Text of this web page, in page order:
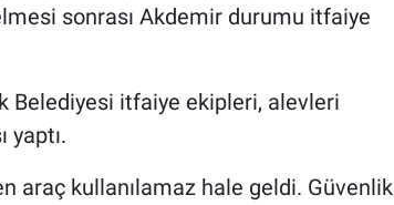
sonrası Akdemir durumu itfaiye
Belediyesi itfaiye ekipleri, alevleri
yaptı.
araç kullanılamaz hale geldi. Güvenlik